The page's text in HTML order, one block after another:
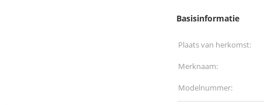
Basisinformatie
Plaats van herkomst:
Merknaam:
Modelnummer: